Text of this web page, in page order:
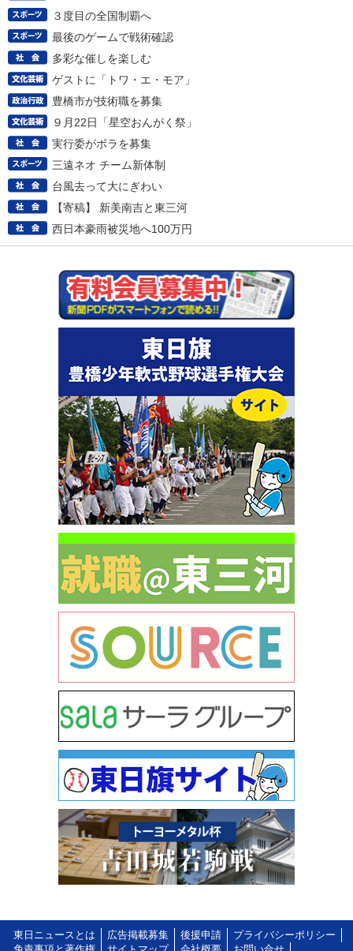
３度目の全国制覇へ
最後のゲームで戦術確認
多彩な催しを楽しむ
ゲストに「トワ・エ・モア」
豊橋市が技術職を募集
９月22日「星空おんがく祭」
実行委がボラを募集
三遠ネオ チーム新体制
台風去って大にぎわい
【寄稿】 新美南吉と東三河
西日本豪雨被災地へ100万円
東日ニュースとは 広告掲載募集 後援申請
プライバシーポリシー